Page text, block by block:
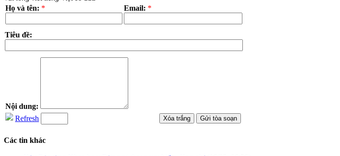
Họ và tên: * Email: *
Tiêu đề:
Nội dung:
Refresh
Các tin khác